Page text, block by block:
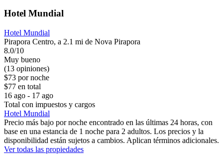
Hotel Mundial
Hotel Mundial
Pirapora Centro, a 2.1 mi de Nova Pirapora
8.0/10
Muy bueno
(13 opiniones)
$73 por noche
$77 en total
16 ago - 17 ago
Total con impuestos y cargos
Hotel Mundial
Precio más bajo por noche encontrado en las últimas 24 horas, con
base en una estancia de 1 noche para 2 adultos. Los precios y la
disponibilidad están sujetos a cambios. Aplican términos adicionales.
Ver todas las propiedades